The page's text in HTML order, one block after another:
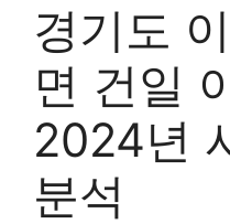
경기도
면 건일
2024년
분석